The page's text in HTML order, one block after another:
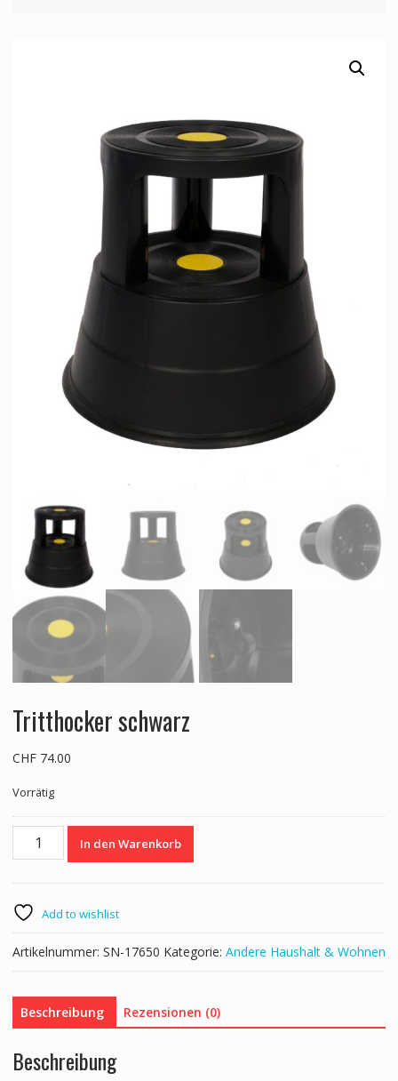
Tritthocker schwarz
CHF74.00
Vorrätig
Tritthocker
In den Warenkorb
Add to wishlist
Artikelnummer: SN-17650 Kategorie: Andere Haushalt & Wohnen
Beschreibung Rezensionen (0)
Beschreibung